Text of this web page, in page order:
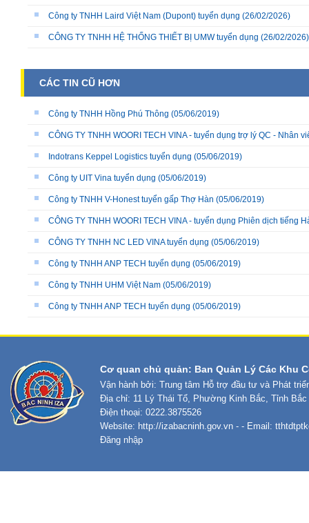
Công ty TNHH Laird Việt Nam (Dupont) tuyển dụng (26/02/2026)
CÔNG TY TNHH HỆ THỐNG THIẾT BỊ UMW tuyển dụng (26/02/2026)
CÁC TIN CŨ HƠN
Công ty TNHH Hồng Phú Thông (05/06/2019)
CÔNG TY TNHH WOORI TECH VINA - tuyển dụng trợ lý QC - Nhân
Indotrans Keppel Logistics tuyển dụng (05/06/2019)
Công ty UIT Vina tuyển dụng (05/06/2019)
Công ty TNHH V-Honest tuyển gấp Thợ Hàn (05/06/2019)
CÔNG TY TNHH WOORI TECH VINA - tuyển dụng Phiên dịch tiếng
CÔNG TY TNHH NC LED VINA tuyển dụng (05/06/2019)
Công ty TNHH ANP TECH tuyển dụng (05/06/2019)
Công ty TNHH UHM Việt Nam (05/06/2019)
Công ty TNHH ANP TECH tuyển dụng (05/06/2019)
Cơ quan chủ quản: Ban Quản Lý Các Khu
Vận hành bởi: Trung tâm Hỗ trợ đầu tư và Phát
Địa chỉ: 11 Lý Thái Tổ, Phường Kinh Bắc, Tỉnh Bắc
Điện thoại: 0222.3875526
Website: http://izabacninh.gov.vn - - Email:
Đăng nhập